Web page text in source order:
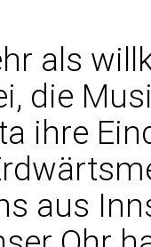
als
die
ihre
aus